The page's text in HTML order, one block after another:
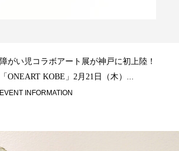
障がい児コラボアート展が神戸に初上陸！
「ONEART KOBE」2月21日（木）...
EVENT INFORMATION